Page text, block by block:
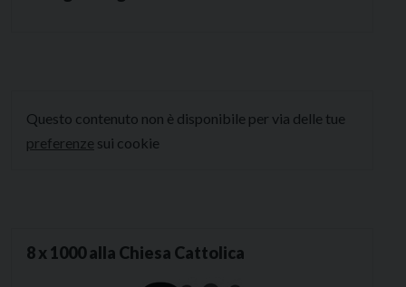
Questo contenuto non è disponibile per via delle tue
preferenze sui cookie
8 x 1000 alla Chiesa Cattolica